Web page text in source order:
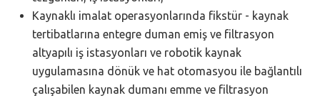
Kaynaklı imalat operasyonlarında fikstür - kaynak
tertibatlarına entegre duman emiş ve filtrasyon
altyapılı iş istasyonları ve robotik kaynak
uygulamasına dönük ve hat otomasyou ile bağlantılı
çalışabilen kaynak dumanı emme ve filtrasyon